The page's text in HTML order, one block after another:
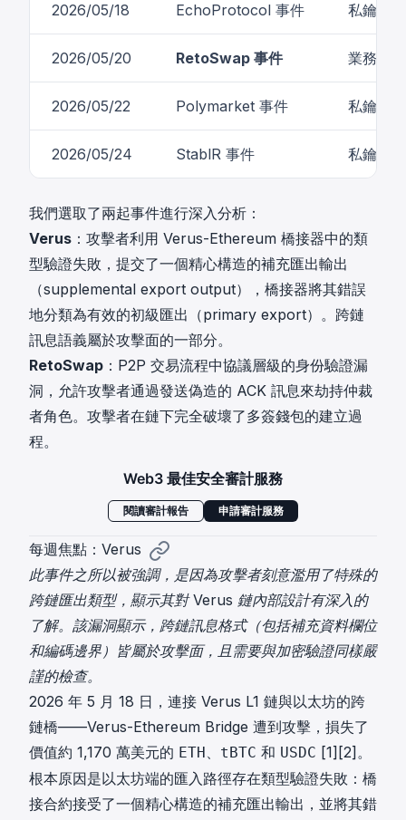
2026/05/18 EchoProtocol 事件 私鑰洩漏
2026/05/20 RetoSwap 事件 業務邏
2026/05/22 Polymarket 事件 私鑰洩漏
2026/05/24 StablR 事件 私鑰洩漏
我們選取了兩起事件進行深入分析：
Verus ：攻擊者利用 Verus-Ethereum 橋接器中的類
型驗證失敗，提交了一個精心構造的補充匯出輸出
（supplemental export output），橋接器將其錯誤
地分類為有效的初級匯出（primary export）。跨鏈
訊息語義屬於攻擊面的一部分。
RetoSwap ：P2P 交易流程中協議層級的身份驗證漏
洞，允許攻擊者通過發送偽造的 ACK 訊息來劫持仲裁
者角色。攻擊者在鏈下完全破壞了多簽錢包的建立過
程。
Web3 最佳安全審計服務
閱讀審計報告 申請審計服務
每週焦點：Verus
此事件之所以被強調，是因為攻擊者刻意濫用了特殊的
跨鏈匯出類型，顯示其對 Verus 鏈內部設計有深入的
了解。該漏洞顯示，跨鏈訊息格式（包括補充資料欄位
和編碼邊界）皆屬於攻擊面，且需要與加密驗證同樣嚴
謹的檢查。
2026 年 5 月 18 日，連接 Verus L1 鏈與以太坊的跨
鏈橋——Verus-Ethereum Bridge 遭到攻擊，損失了
價值約 1,170 萬美元的 ETH、 tBTC 和 USDC [1] [2] 。
根本原因是以太坊端的匯入路徑存在類型驗證失敗：橋
接合約接受了一個精心構造的補充匯出輸出，並將其錯